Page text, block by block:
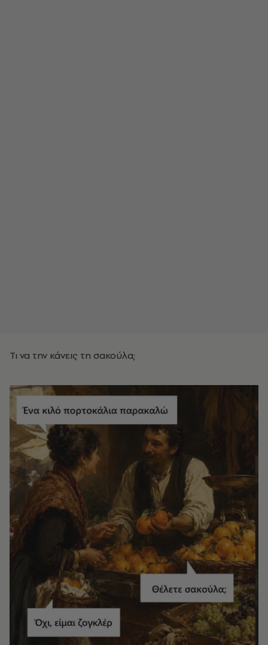
Τι να την κάνεις τη σακούλα;